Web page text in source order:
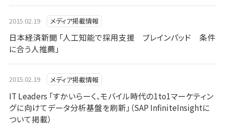
2015.02.19 メディア掲載情報
日本経済新聞 「人工知能で採用支援 ブレインパッド 条件
に合う人推薦」
2015.02.19 メディア掲載情報
IT Leaders 「すかいらーく、モバイル時代の1to1マーケティン
グに向けてデータ分析基盤を刷新」（SAP InfiniteInsightに
ついて掲載）